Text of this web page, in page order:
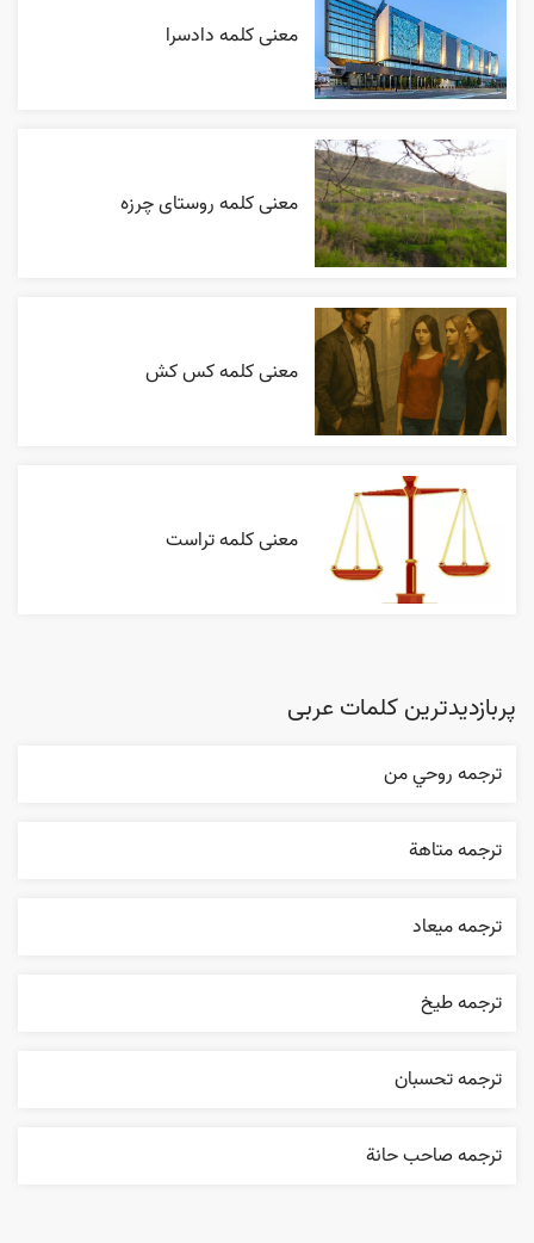
معنی کلمه دادسرا
معنی کلمه روستای چرزه
معنی کلمه کس کش
معنی کلمه تراست
پربازدیدترین کلمات عربی
ترجمه روحي من
ترجمه متاهة
ترجمه ميعاد
ترجمه طيخ
ترجمه تحسبان
ترجمه صاحب حانة